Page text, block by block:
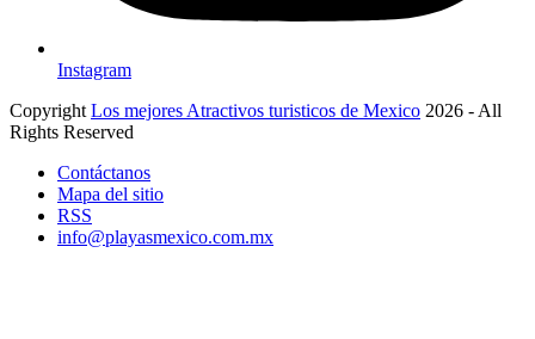
Instagram
Copyright Los mejores Atractivos turisticos de Mexico 2026 - All
Rights Reserved
Contáctanos
Mapa del sitio
RSS
info@playasmexico.com.mx